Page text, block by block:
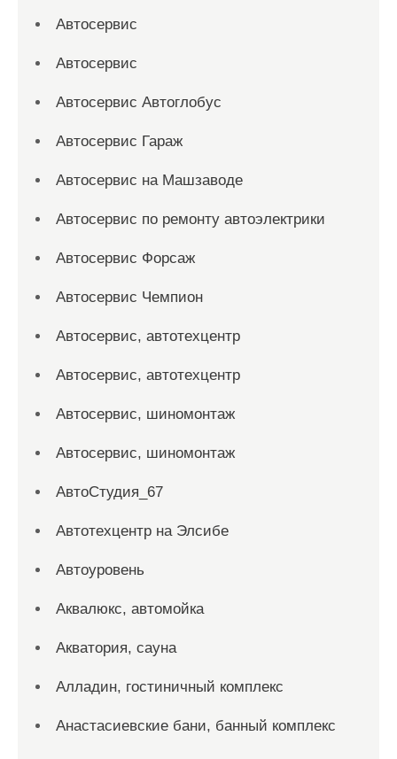
Автосервис
Автосервис
Автосервис Автоглобус
Автосервис Гараж
Автосервис на Машзаводе
Автосервис по ремонту автоэлектрики
Автосервис Форсаж
Автосервис Чемпион
Автосервис, автотехцентр
Автосервис, автотехцентр
Автосервис, шиномонтаж
Автосервис, шиномонтаж
АвтоСтудия_67
Автотехцентр на Элсибе
Автоуровень
Аквалюкс, автомойка
Акватория, сауна
Алладин, гостиничный комплекс
Анастасиевские бани, банный комплекс